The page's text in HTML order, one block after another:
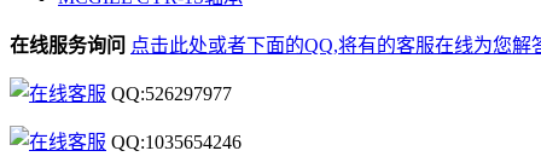
在线服务询问 点击此处或者下面的QQ,将有的客服在线为您解
QQ:526297977
QQ:1035654246